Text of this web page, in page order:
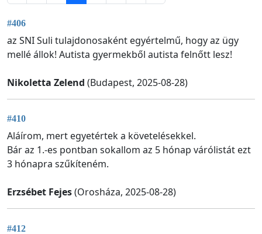
#406
az SNI Suli tulajdonosaként egyértelmű, hogy az ügy
mellé állok! Autista gyermekből autista felnőtt lesz!
Nikoletta Zelend (Budapest, 2025-08-28)
#410
Aláírom, mert egyetértek a követelésekkel.
Bár az 1.-es pontban sokallom az 5 hónap várólistát ezt
3 hónapra szűkíteném.
Erzsébet Fejes(Orosháza, 2025-08-28)
#412